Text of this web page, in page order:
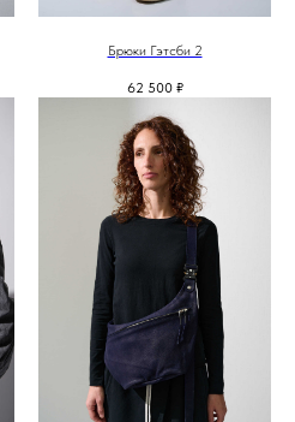
Брюки Гэтсби 2
62 500 ₽